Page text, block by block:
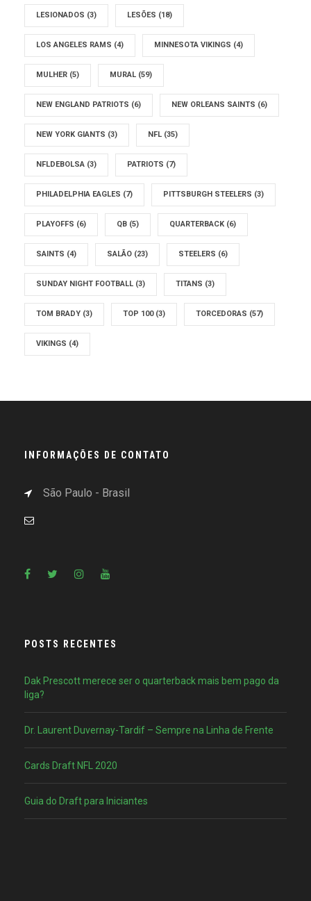
LESIONADOS (3) LESÕES (18)
LOS ANGELES RAMS (4) MINNESOTA VIKINGS (4)
MULHER (5) MURAL (59)
NEW ENGLAND PATRIOTS (6) NEW ORLEANS SAINTS (6)
NEW YORK GIANTS (3) NFL (35)
NFLDEBOLSA (3) PATRIOTS (7)
PHILADELPHIA EAGLES (7) PITTSBURGH STEELERS (3)
PLAYOFFS (6) QB (5) QUARTERBACK (6)
SAINTS (4) SALÃO (23) STEELERS (6)
SUNDAY NIGHT FOOTBALL (3) TITANS (3)
TOM BRADY (3) TOP 100 (3) TORCEDORAS (57)
VIKINGS (4)
INFORMAÇÕES DE CONTATO
São Paulo - Brasil
POSTS RECENTES
Dak Prescott merece ser o quarterback mais bem pago da
liga?
Dr. Laurent Duvernay-Tardif – Sempre na Linha de Frente
Cards Draft NFL 2020
Guia do Draft para Iniciantes